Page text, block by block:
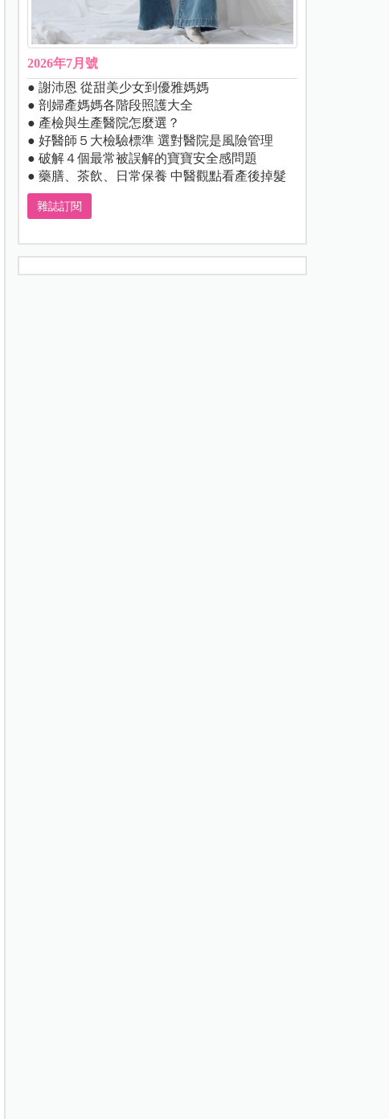
2026年7月號
● 謝沛恩 從甜美少女到優雅媽媽
● 剖婦產媽媽各階段照護大全
● 產檢與生產醫院怎麼選？
● 好醫師５大檢驗標準 選對醫院是風險管理
● 破解４個最常被誤解的寶寶安全感問題
● 藥膳、茶飲、日常保養 中醫觀點看產後掉髮
雜誌訂閱